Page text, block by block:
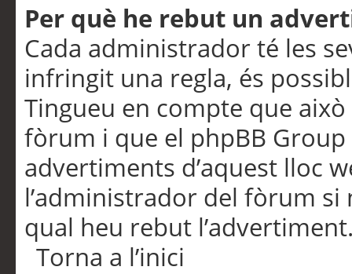
Per què he rebut un
Cada administrador té les
infringit una regla, és
Tingueu en compte que
fòrum i que el phpBB
advertiments d’aquest lloc
l’administrador del fòrum
qual heu rebut
Torna a l’inici